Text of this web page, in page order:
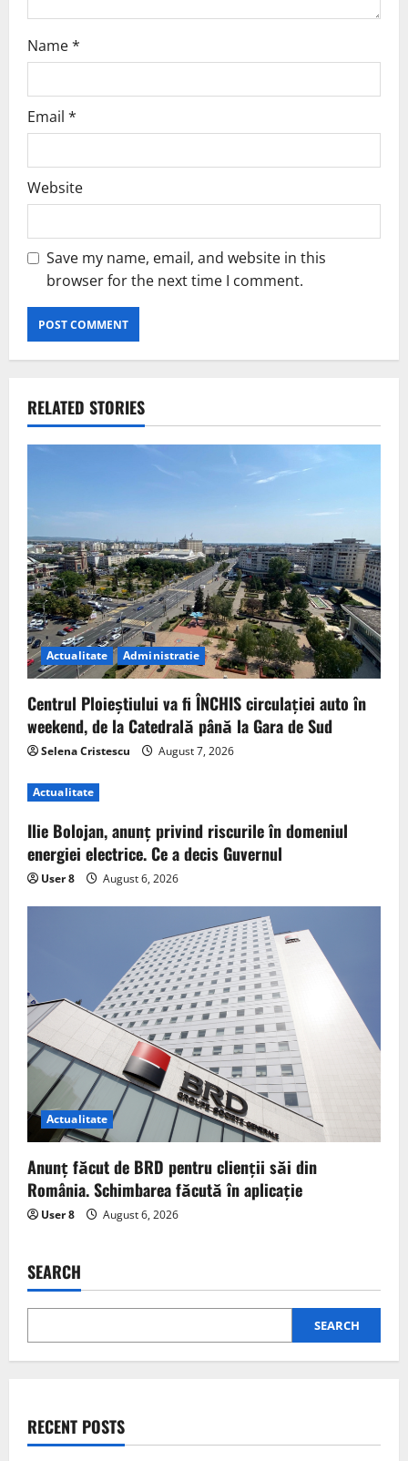
Name*
Email *
Website
Save my name, email, and website in this
browser for the next time I comment.
RELATED STORIES
Actualitate Administratie
Centrul Ploieștiului va fi ÎNCHIS circulației auto în
weekend, de la Catedrală până la Gara de Sud
Selena Cristescu August 7, 2026
Actualitate
Ilie Bolojan, anunț privind riscurile în domeniul
energiei electrice. Ce a decis Guvernul
User 8 August 6, 2026
Actualitate
Anunț făcut de BRD pentru clienții săi din
România. Schimbarea făcută în aplicație
User 8 August 6, 2026
SEARCH
SEARCH
RECENT POSTS